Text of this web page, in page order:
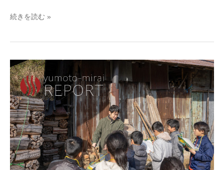
と
と」
が
開
催
さ
れ
ま
し
た。
続きを読む »
長
門
湯
本
report：
み
ら
い
へ
繋